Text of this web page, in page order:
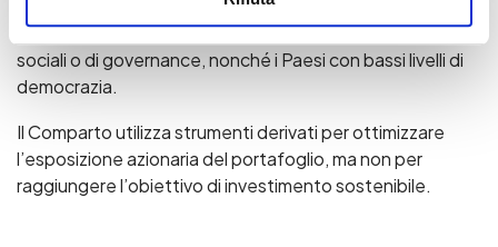
Linee guida dell’OCSE per le imprese multinazionali o in
controversie molto gravi riguardanti questioni ambientali,
sociali o di governance, nonché i Paesi con bassi livelli di
democrazia.
Il Comparto utilizza strumenti derivati per ottimizzare
l’esposizione azionaria del portafoglio, ma non per
raggiungere l’obiettivo di investimento sostenibile.